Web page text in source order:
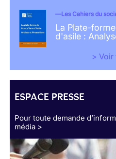
Les Cahiers du
La Plate-
d'asile :
>
ESPACE PRESSE
Pour toute demande
média >